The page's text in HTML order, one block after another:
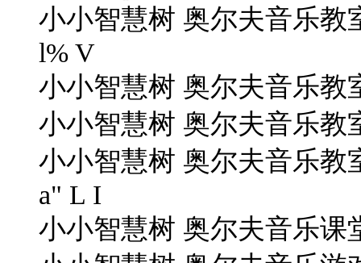
小小智慧树 奥尔夫音乐教
l% V
小小智慧树 奥尔夫音乐教
小小智慧树 奥尔夫音乐教
小小智慧树 奥尔夫音乐教
a" L I
小小智慧树 奥尔夫音乐课